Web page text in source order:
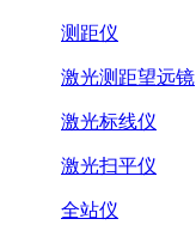
测距仪
激光测距望远镜
激光标线仪
激光扫平仪
全站仪